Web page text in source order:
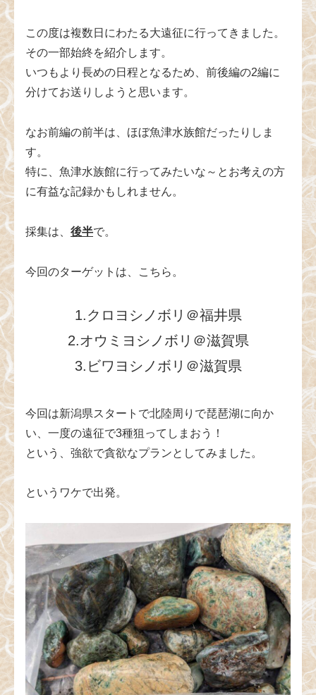
この度は複数日にわたる大遠征に行ってきました。
その一部始終を紹介します。
いつもより長めの日程となるため、前後編の2編に
分けてお送りしようと思います。
なお前編の前半は、ほぼ魚津水族館だったりしま
す。
特に、魚津水族館に行ってみたいな～とお考えの方
に有益な記録かもしれません。
採集は、 後半で。
今回のターゲットは、こちら。
1.クロヨシノボリ＠福井県
2.オウミヨシノボリ＠滋賀県
3.ビワヨシノボリ＠滋賀県
今回は新潟県スタートで北陸周りで琵琶湖に向か
い、一度の遠征で3種狙ってしまおう！
という、強欲で貪欲なプランとしてみました。
というワケで出発。